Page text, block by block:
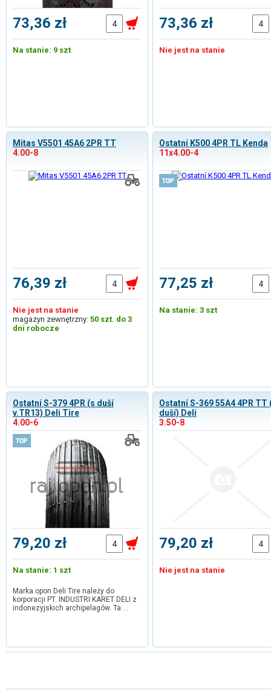
73,36 zł
Na stanie: 9 szt
73,36 zł
Nie jest na stanie
Mitas V5501 45A6 2PR TT
4.00-8
76,39 zł
Nie jest na stanie
magazyn zewnętrzny: 50 szt. do 3
dni robocze
Ostatní K500 4PR TL Kenda
11x4.00-4
77,25 zł
Na stanie: 3 szt
Ostatní S-379 4PR (s duší
v.TR13) Deli Tire
4.00-6
79,20 zł
Na stanie: 1 szt
Marka opon Deli Tire należy do
korporacji PT. INDUSTRI KARET DELI z
indonezyjskich archipelagów. Ta …
Ostatní S-369 55A4 4PR TT
duší) Deli
3.50-8
79,20 zł
Nie jest na stanie